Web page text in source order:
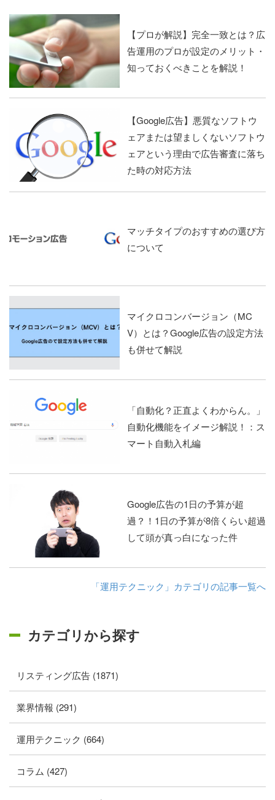
【プロが解説】完全一致とは？広
告運用のプロが設定のメリット・
知っておくべきことを解説！
【Google広告】悪質なソフトウ
ェアまたは望ましくないソフトウ
ェアという理由で広告審査に落ち
た時の対応方法
マッチタイプのおすすめの選び方
について
マイクロコンバージョン（MC
V）とは？Google広告の設定方法
も併せて解説
「自動化？正直よくわからん。」
自動化機能をイメージ解説！：ス
マート自動入札編
Google広告の1日の予算が超
過？！1日の予算が8倍くらい超過
して頭が真っ白になった件
「運用テクニック」カテゴリの記事一覧へ
カテゴリから探す
リスティング広告 (1871)
業界情報 (291)
運用テクニック (664)
コラム (427)